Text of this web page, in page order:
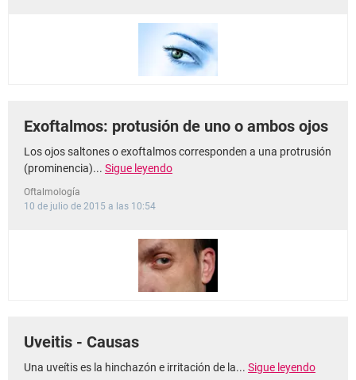
Exoftalmos: protusión de uno o ambos ojos
Los ojos saltones o exoftalmos corresponden a una protrusión
(prominencia)... Sigue leyendo
Oftalmología
10 de julio de 2015 a las 10:54
Uveitis - Causas
Una uveítis es la hinchazón e irritación de la... Sigue leyendo